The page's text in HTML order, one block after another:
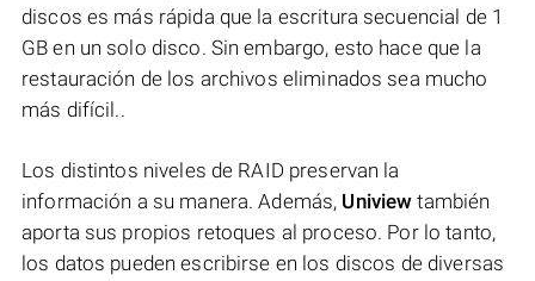
discos es más rápida que la escritura secuencial de 1
GB en un solo disco. Sin embargo, esto hace que la
restauración de los archivos eliminados sea mucho
más difícil..
Los distintos niveles de RAID preservan la
información a su manera. Además, Uniview también
aporta sus propios retoques al proceso. Por lo tanto,
los datos pueden escribirse en los discos de diversas